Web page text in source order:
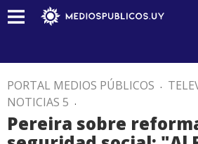
PORTAL MEDIOS PÚBLICOS .
NOTICIAS 5 .
Pereira sobre